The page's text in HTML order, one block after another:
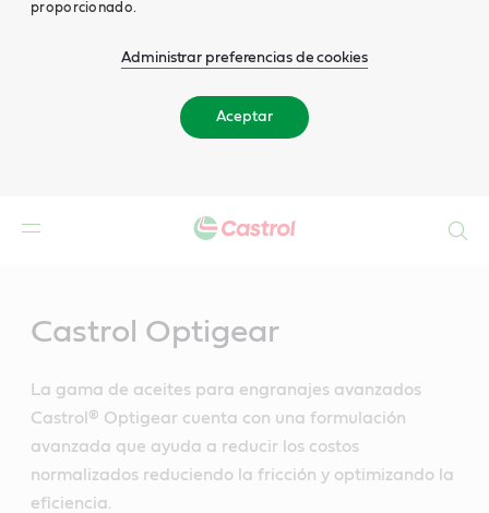
proporcionado.
Administrar preferencias de cookies
Aceptar
Castrol Optigear
La gama de aceites para engranajes avanzados
Castrol® Optigear cuenta con una formulación
avanzada que ayuda a reducir los costos
normalizados reduciendo la fricción y optimizando la
eficiencia.